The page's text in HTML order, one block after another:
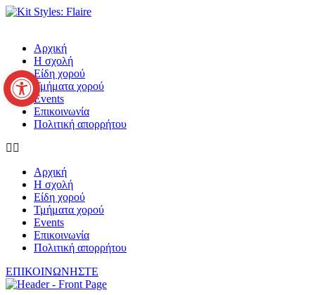
Μετάβαση
Αρχική
Η σχολή
Είδη χορού
Τμήματα χορού
Events
Επικοινωνία
Πολιτική απορρήτου
Αρχική
Η σχολή
Είδη χορού
Τμήματα χορού
Events
Επικοινωνία
Πολιτική απορρήτου
ΕΠΙΚΟΙΝΩΝΗΣΤΕ
Ανοίξτε τη γραμμή εργαλείων